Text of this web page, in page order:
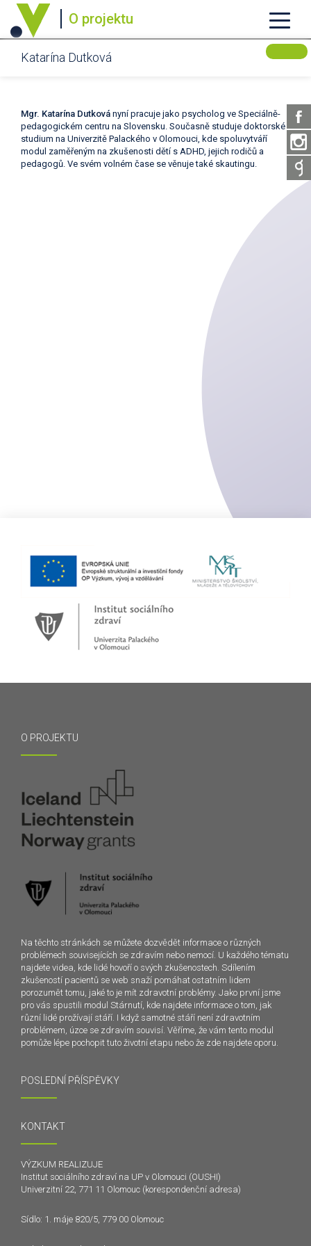
O projektu
Katarína Dutková
Mgr. Katarína Dutková nyní pracuje jako psycholog ve Speciálně-
pedagogickém centru na Slovensku. Současně studuje doktorské
studium na Univerzitě Palackého v Olomouci, kde spoluvytváří
modul zaměřeným na zkušenosti dětí s ADHD, jejich rodičů a
pedagogů. Ve svém volném čase se věnuje také skautingu.
O PROJEKTU
Na těchto stránkách se můžete dozvědět informace o různých
problémech souvisejících se zdravím nebo nemocí. U každého tématu
najdete videa, kde lidé hovoří o svých zkušenostech. Sdílením
zkušeností pacientů se web snaží pomáhat ostatním lidem
porozumět tomu, jaké to je mít zdravotní problémy. Jako první jsme
pro vás spustili modul Stárnutí, kde najdete informace o tom, jak
různí lidé prožívají stáří. I když samotné stáří není zdravotním
problémem, úzce se zdravím souvisí. Věříme, že vám tento modul
pomůže lépe pochopit tuto životní etapu nebo že zde najdete oporu.
POSLEDNÍ PŘÍSPĚVKY
KONTAKT
VÝZKUM REALIZUJE
Institut sociálního zdraví na UP v Olomouci (OUSHI)
Univerzitní 22, 771 11 Olomouc (korespondenční adresa)
Sídlo: 1. máje 820/5, 779 00 Olomouc